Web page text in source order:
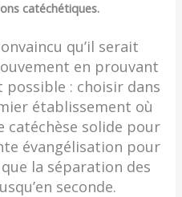
catéchétiques.
qu’il serait
en prouvant
: choisir dans
établissement où
catéchèse solide pour
évangélisation pour
la séparation des
seconde.